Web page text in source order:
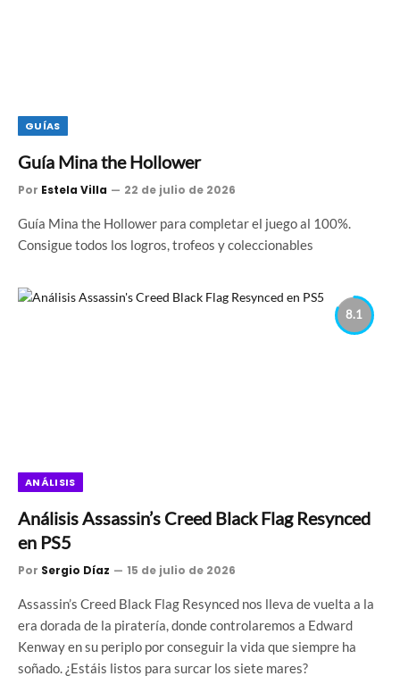
GUÍAS
Guía Mina the Hollower
Por Estela Villa 22 de julio de 2026
Guía Mina the Hollower para completar el juego al 100%.
Consigue todos los logros, trofeos y coleccionables
8.1
ANÁLISIS
Análisis Assassin’s Creed Black Flag Resynced
en PS5
Por Sergio Díaz 15 de julio de 2026
Assassin’s Creed Black Flag Resynced nos lleva de vuelta a la
era dorada de la piratería, donde controlaremos a Edward
Kenway en su periplo por conseguir la vida que siempre ha
soñado. ¿Estáis listos para surcar los siete mares?